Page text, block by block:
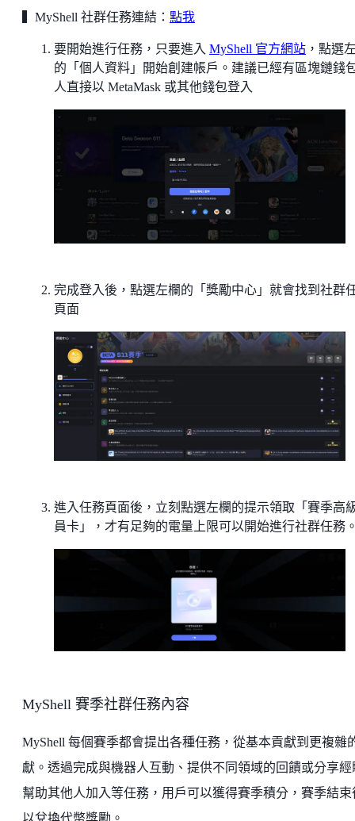
▍MyShell 社群任務連結： 點我
要開始進行任務，只要進入 MyShell 官方網站 ，點選
的「個人資料」開始創建帳戶。建議已經有區塊鏈錢
人直接以 MetaMask 或其他錢包登入
完成登入後，點選左欄的「獎勵中心」就會找到社群
頁面
進入任務頁面後，立刻點選左欄的提示領取「賽季高
員卡」，才有足夠的電量上限可以開始進行社群任務
MyShell 賽季社群任務內容
MyShell 每個賽季都會提出各種任務，從基本貢獻到更複雜
獻。透過完成與機器人互動、提供不同領域的回饋或分享經
幫助其他人加入等任務，用戶可以獲得賽季積分，賽季結束
以兌換代幣獎勵。